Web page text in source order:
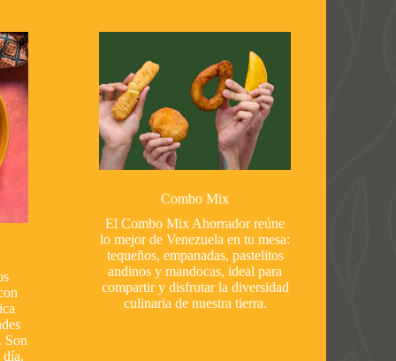
Son
día,
Combo Mix
El Combo Mix Ahorrador reúne
lo mejor de Venezuela en tu mesa:
tequeños, empanadas, pastelitos
andinos y mandocas, ideal para
compartir y disfrutar la diversidad
culinaria de nuestra tierra.